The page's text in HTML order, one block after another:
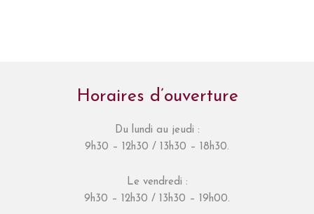
Horaires d’ouverture
Du lundi au jeudi :
9h30 – 12h30 / 13h30 – 18h30.
Le vendredi :
9h30 – 12h30 / 13h30 – 19h00.